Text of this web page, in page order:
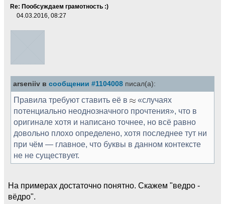
Re: Пообсуждаем грамотность :)
04.03.2016, 08:27
arseniiv в сообщении #1104008 писал(а):
Правила требуют ставить её в
«случаях
потенциально неоднозначного прочтения», что в
оригинале хотя и написано точнее, но всё равно
довольно плохо определено, хотя последнее тут ни
при чём — главное, что буквы в данном контексте
не не существует.
На примерах достаточно понятно. Скажем "ведро -
вёдро".